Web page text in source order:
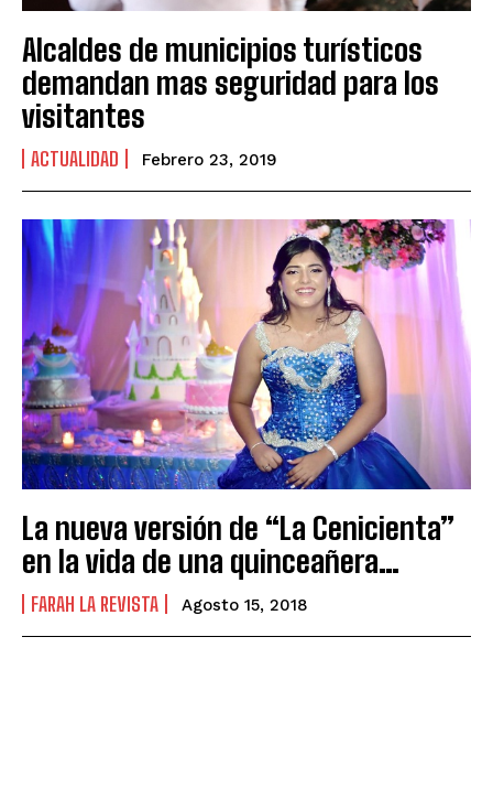
Alcaldes de municipios turísticos
demandan mas seguridad para los
visitantes
ACTUALIDAD Febrero 23, 2019
La nueva versión de “La Cenicienta”
en la vida de una quinceañera…
FARAH LA REVISTA Agosto 15, 2018